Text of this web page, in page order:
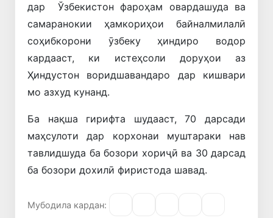
дар Ўзбекистон фароҳам овардашуда ва
самаранокии ҳамкориҳои байналмилалӣ
соҳибкорони ӯзбеку ҳиндиро водор
кардааст, ки истеҳсоли доруҳои аз
Ҳиндустон воридшавандаро дар кишвари
мо азхуд кунанд.
Ба нақша гирифта шудааст, 70 дарсади
маҳсулоти дар корхонаи муштараки нав
тавлидшуда ба бозори хориҷӣ ва 30 дарсад
ба бозори дохилӣ фиристода шавад.
Мубодила кардан: